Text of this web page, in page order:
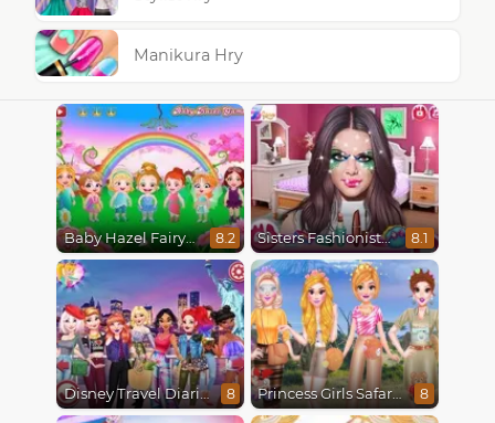
Manikura Hry
Baby Hazel Fairyland Ballet 8.2 Sisters Fashionista Makeup 8.1
Disney Travel Diaries: City Break 8 Princess Girls Safari Trip 8